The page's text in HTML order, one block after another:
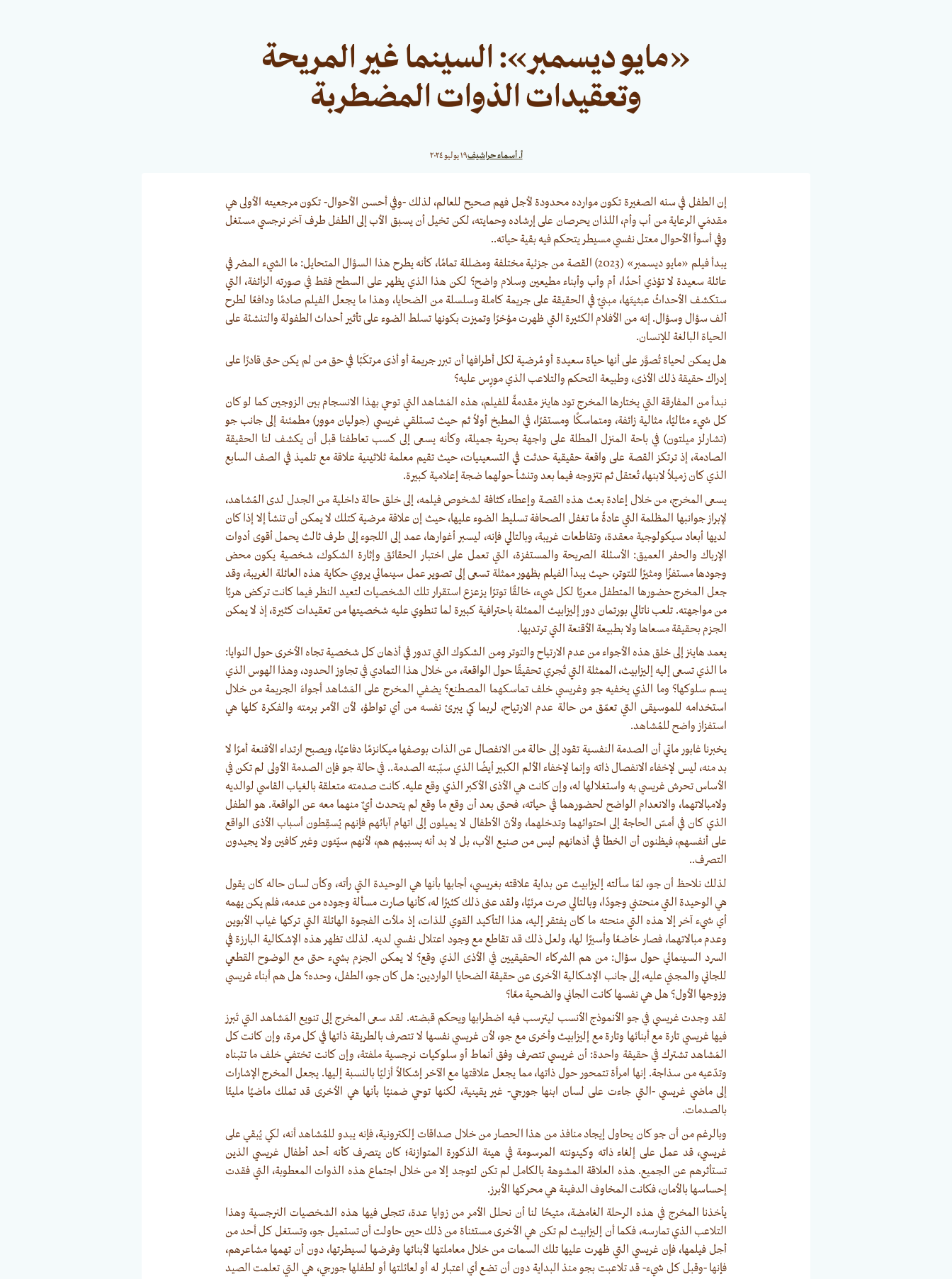
«مايو ديسمبر»: السينما غير المريحة
وتعقيدات الذوات المضطربة
أ. أسماء حراشيف١٩ يوليو ٢٠٢٤
إن الطفل في سنه الصغيرة تكون موارده محدودة لأجل فهم صحيح للعالم، لذلك -وفي أحسن الأحوال- تكون مرجعيته الأولى هي
مقدمَي الرعاية من أب وأم، اللذان يحرصان على إرشاده وحمايته، لكن تخيل أن يسبق الأب إلى الطفل طرف آخر نرجسي مستغل
وفي أسوأ الأحوال معتل نفسي مسيطر يتحكم فيه بقية حياته..
يبدأ فيلم «مايو ديسمبر» (2023) القصة من جزئية مختلفة ومضللة تمامًا، كأنه يطرح هذا السؤال المتحايل: ما الشيء المضر في
عائلة سعيدة لا تؤذي أحدًا، أم وأب وأبناء مطيعين وسلام واضح؟ لكن هذا الذي يظهر على السطح فقط في صورته الزائفة، التي
ستكشف الأحداثُ عبثيتَها، مبنيٌ في الحقيقة على جريمة كاملة وسلسلة من الضحايا، وهذا ما يجعل الفيلم صادمًا ودافعًا لطرح
ألف سؤال وسؤال. إنه من الأفلام الكثيرة التي ظهرت مؤخرًا وتميزت بكونها تسلط الضوء على تأثير أحداث الطفولة والتنشئة على
الحياة البالغة للإنسان.
هل يمكن لحياة تُصوَّر على أنها حياة سعيدة أو مُرضية لكل أطرافها أن تبرر جريمة أو أذى مرتكَبًا في حق من لم يكن حتى قادرًا على
إدراك حقيقة ذلك الأذى، وطبيعة التحكم والتلاعب الذي مورِس عليه؟
نبدأ من المفارقة التي يختارها المخرج تود هاينز مقدمةً للفيلم، هذه المَشاهد التي توحي بهذا الانسجام بين الزوجين كما لو كان
كل شيء مثاليًا، مثالية زائفة، ومتماسكًا ومستقرًا، في المطبخ أولاً ثم حيث تستلقي غريسي (جوليان موور) مطمئنة إلى جانب جو
(تشارلز ميلتون) في باحة المنزل المطلة على واجهة بحرية جميلة، وكأنه يسعى إلى كسب تعاطفنا قبل أن يكشف لنا الحقيقة
الصادمة، إذ ترتكز القصة على واقعة حقيقية حدثت في التسعينيات، حيث تقيم معلمة ثلاثينية علاقة مع تلميذ في الصف السابع
الذي كان زميلاً لابنها، تُعتقل ثم تتزوجه فيما بعد وتنشأ حولهما ضجة إعلامية كبيرة.
يسعى المخرج، من خلال إعادة بعث هذه القصة وإعطاء كثافة لشخوص فيلمه، إلى خلق حالة داخلية من الجدل لدى المُشاهد،
لإبراز جوانبها المظلمة التي عادةً ما تغفل الصحافة تسليط الضوء عليها، حيث إن علاقة مرضية كتلك لا يمكن أن تنشأ إلا إذا كان
لديها أبعاد سيكولوجية معقدة، وتقاطعات غريبة، وبالتالي فإنه، ليسبر أغوارها، عمد إلى اللجوء إلى طرف ثالث يحمل أقوى أدوات
الإرباك والحفر العميق: الأسئلة الصريحة والمستفزة، التي تعمل على اختبار الحقائق وإثارة الشكوك، شخصية يكون محض
وجودها مستفزًا ومثيرًا للتوتر، حيث يبدأ الفيلم بظهور ممثلة تسعى إلى تصوير عمل سينمائي يروي حكاية هذه العائلة الغريبة، وقد
جعل المخرج حضورها المتطفل معريًا لكل شيء، خالقًا توترًا يزعزع استقرار تلك الشخصيات لتعيد النظر فيما كانت تركض هربًا
من مواجهته. تلعب ناتالي بورتمان دور إليزابيث الممثلة باحترافية كبيرة لما تنطوي عليه شخصيتها من تعقيدات كثيرة، إذ لا يمكن
الجزم بحقيقة مسعاها ولا بطبيعة الأقنعة التي ترتديها.
يعمد هاينز إلى خلق هذه الأجواء من عدم الارتياح والتوتر ومن الشكوك التي تدور في أذهان كل شخصية تجاه الأخرى حول النوايا:
ما الذي تسعى إليه إليزابيث، الممثلة التي تُجري تحقيقًا حول الواقعة، من خلال هذا التمادي في تجاوز الحدود، وهذا الهوس الذي
يسم سلوكها؟ وما الذي يخفيه جو وغريسي خلف تماسكهما المصطنع؟ يضفي المخرج على المَشاهد أجواءَ الجريمة من خلال
استخدامه للموسيقى التي تعمّق من حالة عدم الارتياح، لربما كي يبرئ نفسه من أي تواطؤ، لأن الأمر برمته والفكرة كلها هي
استفزاز واضح للمُشاهد.
يخبرنا غابور ماتي أن الصدمة النفسية تقود إلى حالة من الانفصال عن الذات بوصفها ميكانزمًا دفاعيًا، ويصبح ارتداء الأقنعة أمرًا لا
بد منه، ليس لإخفاء الانفصال ذاته وإنما لإخفاء الألم الكبير أيضًا الذي سبّبته الصدمة.. في حالة جو فإن الصدمة الأولى لم تكن في
الأساس تحرش غريسي به واستغلالها له، وإن كانت هي الأذى الأكبر الذي وقع عليه. كانت صدمته متعلقة بالغياب القاسي لوالديه
ولامبالاتهما، والانعدام الواضح لحضورهما في حياته، فحتى بعد أن وقع ما وقع لم يتحدث أيٌ منهما معه عن الواقعة. هو الطفل
الذي كان في أمسّ الحاجة إلى احتوائهما وتدخلهما، ولأنّ الأطفال لا يميلون إلى اتهام آبائهم فإنهم يُسقِطون أسباب الأذى الواقع
على أنفسهم، فيظنون أن الخطأ في أذهانهم ليس من صنيع الأب، بل لا بد أنه بسببهم هم، لأنهم سيّئون وغير كافين ولا يجيدون
التصرف..
لذلك نلاحظ أن جو، لمّا سألته إليزابيث عن بداية علاقته بغريسي، أجابها بأنها هي الوحيدة التي رأته، وكأن لسان حاله كان يقول
هي الوحيدة التي منحتني وجودًا، وبالتالي صرت مرئيًا، ولقد عنى ذلك كثيرًا له، كأنها صارت مسألة وجوده من عدمه، فلم يكن يهمه
أي شيء آخر إلا هذه التي منحته ما كان يفتقر إليه، هذا التأكيد القوي للذات، إذ ملأت الفجوة الهائلة التي تركها غياب الأبوين
وعدم مبالاتهما، فصار خاضعًا وأسيرًا لها، ولعل ذلك قد تقاطع مع وجود اعتلال نفسي لديه. لذلك تظهر هذه الإشكالية البارزة في
السرد السينمائي حول سؤال: من هم الشركاء الحقيقيين في الأذى الذي وقع؟ لا يمكن الجزم بشيء حتى مع الوضوح القطعي
للجاني والمجني عليه، إلى جانب الإشكالية الأخرى عن حقيقة الضحايا الواردين: هل كان جو، الطفل، وحده؟ هل هم أبناء غريسي
وزوجها الأول؟ هل هي نفسها كانت الجاني والضحية معًا؟
لقد وجدت غريسي في جو الأنموذج الأنسب ليترسب فيه اضطرابها ويحكم قبضته. لقد سعى المخرج إلى تنويع المَشاهد التي تَبرز
فيها غريسي تارة مع أبنائها وتارة مع إليزابيث وأخرى مع جو، لأن غريسي نفسها لا تتصرف بالطريقة ذاتها في كل مرة، وإن كانت كل
المَشاهد تشترك في حقيقة واحدة: أن غريسي تتصرف وفق أنماط أو سلوكيات نرجسية ملفتة، وإن كانت تختفي خلف ما تتبناه
وتدّعيه من سذاجة. إنها امرأة تتمحور حول ذاتها، مما يجعل علاقتها مع الآخر إشكالاً أزليًا بالنسبة إليها. يجعل المخرج الإشارات
إلى ماضي غريسي -التي جاءت على لسان ابنها جورجي- غير يقينية، لكنها توحي ضمنيًا بأنها هي الأخرى قد تملك ماضيًا مليئًا
بالصدمات.
وبالرغم من أن جو كان يحاول إيجاد منافذ من هذا الحصار من خلال صداقات إلكترونية، فإنه يبدو للمُشاهد أنه، لكي يُبقي على
غريسي، قد عمل على إلغاء ذاته وكينونته المرسومة في هيئة الذكورة المتوازنة؛ كان يتصرف كأنه أحد أطفال غريسي الذين
تستأثرهم عن الجميع. هذه العلاقة المشوهة بالكامل لم تكن لتوجد إلا من خلال اجتماع هذه الذوات المعطوبة، التي فقدت
إحساسها بالأمان، فكانت المخاوف الدفينة هي محركها الأبرز.
يأخذنا المخرج في هذه الرحلة الغامضة، متيحًا لنا أن نحلل الأمر من زوايا عدة، تتجلى فيها هذه الشخصيات النرجسية وهذا
التلاعب الذي تمارسه، فكما أن إليزابيث لم تكن هي الأخرى مستثناة من ذلك حين حاولت أن تستميل جو، وتستغل كل أحد من
أجل فيلمها، فإن غريسي التي ظهرت عليها تلك السمات من خلال معاملتها لأبنائها وفرضها لسيطرتها، دون أن تهمها مشاعرهم،
فإنها -وقبل كل شيء- قد تلاعبت بجو منذ البداية دون أن تضع أي اعتبار له أو لعائلتها أو لطفلها جورجي، هي التي تعلمت الصيد